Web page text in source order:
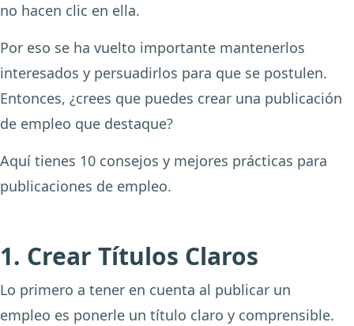
no hacen clic en ella.
Por eso se ha vuelto importante mantenerlos
interesados y persuadirlos para que se postulen.
Entonces, ¿crees que puedes crear una publicación
de empleo que destaque?
Aquí tienes 10 consejos y mejores prácticas para
publicaciones de empleo.
1. Crear Títulos Claros
Lo primero a tener en cuenta al publicar un
empleo es ponerle un título claro y comprensible.